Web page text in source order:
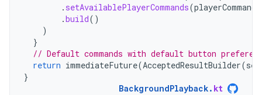
. setAvailablePlayerCommands(playerCommands
.build()
)
}
// Default commands with default button
return immediateFuture(AcceptedResultBuilder(
}
BackgroundPlayback. kt